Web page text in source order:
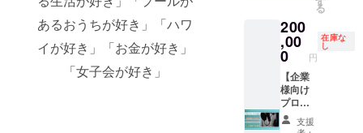
あるおうちが好き」「ハワ
イが好き」「お金が好き」
「女子会が好き」
紹介動
画にて
スポン
サー様
として
「エン
ドロー
ル」掲
載させ
る
200
,00
0 円
在庫な
し
【企業
様向け
プロ
モー
ション
支援